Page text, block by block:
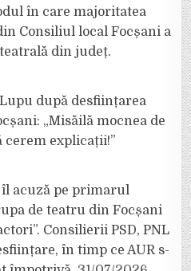
în care majoritatea
Consiliul local Focșani a
din județ.
după desființarea
„Misăilă mocnea de
explicații!”
acuză pe primarul
de teatru din Focșani
Consilierii PSD, PNL
în timp ce AUR s-